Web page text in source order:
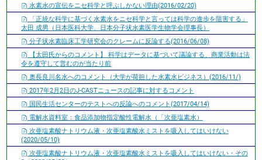
水素水の宣伝をニセ科学と呼ぶしかない理由(2016/02/20)
「正統な科学に基づく水素水をニセ科学と言っては科学の進歩を阻害する」
太田 成男（日本医科大学、日本分子状水素医学生物学会理事長）
分子状水素臨床工学研究会のクレームに反論する(2016/06/08)
【太田氏からのコメント】 科学はデータに基づいて議論する、商業活動は法
令を遵守して営むのが当たり前
奥長良川名水へのコメント（大学が荷担した水素水ビジネス）(2016/11/)
2017年2月2日のJ-CASTニュースの記事に対するコメント
国民生活センターのテストへの反論へのコメント(2017/04/14)
電解水資料室：食品添加物指定酸性電解水（「次亜塩素水）
次亜塩素酸ナトリウム液・次亜塩素酸水ミストを吸入してはいけない
(2020/05/10)
次亜塩素酸ナトリウム液・次亜塩素酸水ミストを吸入してはいけない・その